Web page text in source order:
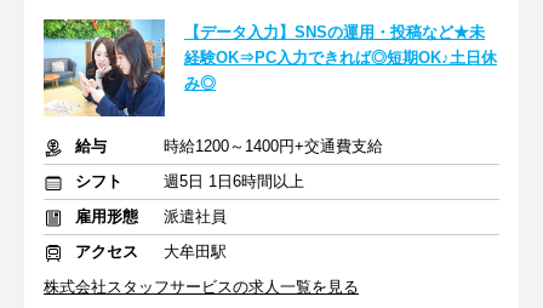
【データ入力】SNSの運用・投稿など★未
経験OK⇒PC入力できれば◎短期OK♪土日休
み◎
給与
時給1200～1400円+交通費支給
シフト
週5日 1日6時間以上
雇用形態
派遣社員
アクセス
大牟田駅
株式会社スタッフサービスの求人一覧を見る